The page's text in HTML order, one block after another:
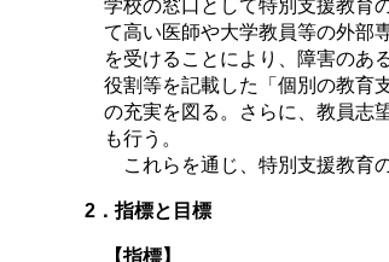
学校の窓口として特別支援教育
て高い医師や大学教員等の外部
を受けることにより、障害のあ
役割等を記載した「個別の教育
の充実を図る。さらに、教員志
も行う。
これらを通じ、特別支援教育
2．指標と目標
【指標】